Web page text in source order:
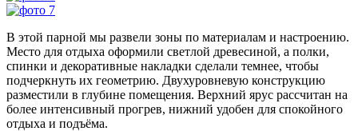
В этой парной мы развели зоны по материалам и настроению.
Место для отдыха оформили светлой древесиной, а полки,
спинки и декоративные накладки сделали темнее, чтобы
подчеркнуть их геометрию. Двухуровневую конструкцию
разместили в глубине помещения. Верхний ярус рассчитан на
более интенсивный прогрев, нижний удобен для спокойного
отдыха и подъёма.